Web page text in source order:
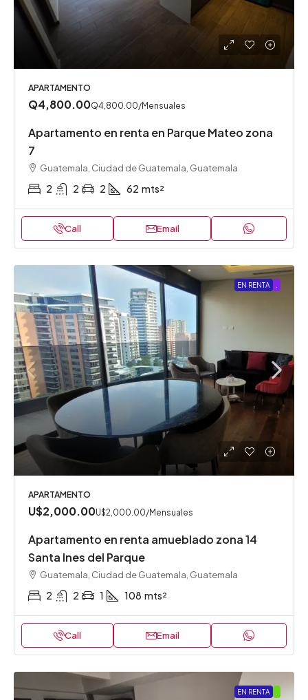
APARTAMENTO
Q4,800.00Q4,800.00/Mensuales
Apartamento en renta en Parque Mateo zona
7
Guatemala, Ciudad de Guatemala, Guatemala
2 2 2 62 mts²
Call Email
EN RENTA
APARTAMENTO
U$2,000.00U$2,000.00/Mensuales
Apartamento en renta amueblado zona 14
Santa Ines del Parque
Guatemala, Ciudad de Guatemala, Guatemala
2 2 1 108 mts²
Call Email
EN RENTA